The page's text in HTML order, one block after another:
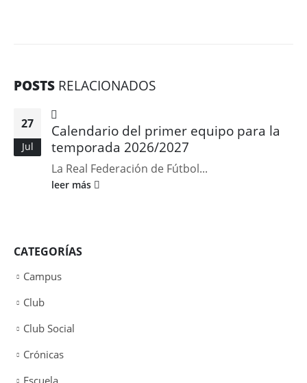
POSTS RELACIONADOS
27
Jul
Calendario del primer equipo para la
temporada 2026/2027
La Real Federación de Fútbol...
leer más
CATEGORÍAS
Campus
Club
Club Social
Crónicas
Escuela